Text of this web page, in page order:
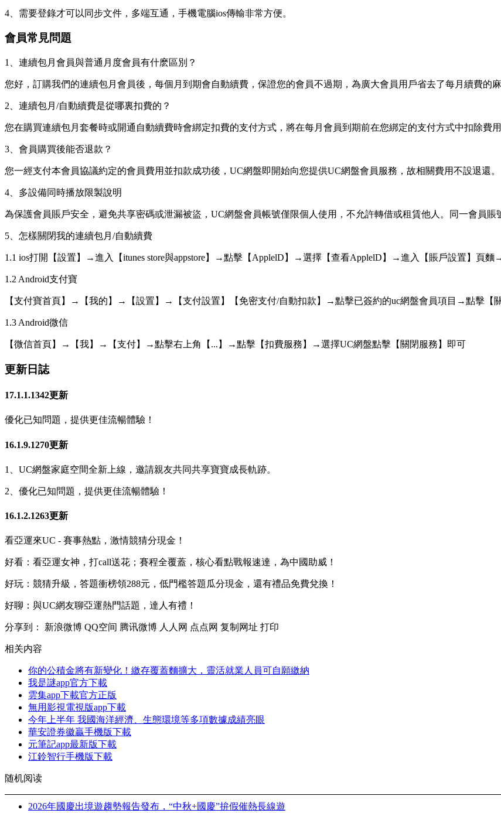
4、需要登錄才可以同步文件，多端互通，手機電腦ios傳輸非常方便。
會員常見問題
1、連續包月會員與普通月度會員有什麽區別？
您好，訂購我們的連續包月會員後，每個月到期會自動續費，保證您的會員不過期，為廣大會員用戶省去了每月續費的
2、連續包月/自動續費是從哪裏扣費的？
您在購買連續包月套餐時或開通自動續費時會綁定扣費的支付方式，將在每月會員到期前在您綁定的支付方式中扣除費
3、會員購買後能否退款？
您一經支付本會員協議約定的會員費用並扣款成功後，UC網盤即開始向您提供UC網盤會員服務，故相關費用不設退還。
4、多設備同時播放限製說明
為保護會員賬戶安全，避免共享密碼或泄漏被盜，UC網盤會員帳號僅限個人使用，不允許轉借或租賃他人。同一會員賬
5、怎樣關閉我的連續包月/自動續費
1.1 ios打開【設置】→進入【itunes store與appstore】→點擊【ApplelD】→選擇【查看ApplelD】→進入【賬戶設置】頁
1.2 Android支付寶
【支付寶首頁】→【我的】→【設置】→【支付設置】【免密支付/自動扣款】→點擊已簽約的uc網盤會員項目→點擊【
1.3 Android微信
【微信首頁】→【我】→【支付】→點擊右上角【...】→點擊【扣費服務】→選擇UC網盤點擊【關閉服務】即可
更新日誌
17.1.1.1342更新
優化已知問題，提供更佳流暢體驗！
16.1.9.1270更新
1、UC網盤家庭空間全新上線，邀請親友共同共享寶寶成長軌跡。
2、優化已知問題，提供更佳流暢體驗！
16.1.2.1263更新
看亞運來UC - 賽事熱點，激情競猜分現金！
好看：看亞運女神，打call送花；賽程全覆蓋，核心看點戰報速達，為中國助威！
好玩：競猜升級，答題衝榜領288元，低門檻答題瓜分現金，還有禮品免費兌換！
好聊：與UC網友聊亞運熱門話題，達人有禮！
分享到： 新浪微博 QQ空间 腾讯微博 人人网 点点网 复制网址 打印
相关内容
你的公積金將有新變化！繳存覆蓋麵擴大，靈活就業人員可自願繳納
我是謎app官方下載
雲集app下載官方正版
無用影視電視版app下載
今年上半年 我國海洋經濟、生態環境等多項數據成績亮眼
華安證券徽贏手機版下載
元筆記app最新版下載
江鈴智行手機版下載
随机阅读
2026年國慶出境遊趨勢報告發布，“中秋+國慶”拚假催熱長線遊